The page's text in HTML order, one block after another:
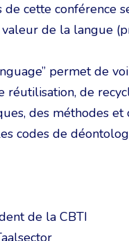
de cette conférence
de la langue
permet de
réutilisation, de
des méthodes
codes de
de la CBTI